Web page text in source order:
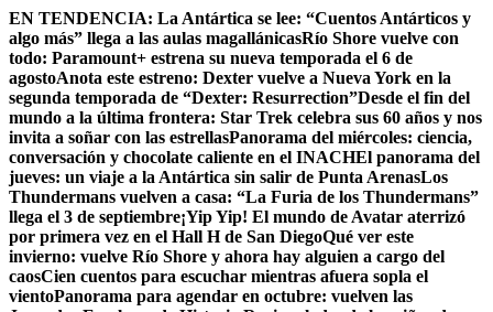
Skip
to
content
EN TENDENCIA: La Antártica se lee: “Cuentos Antárticos y
algo más” llega a las aulas magallánicasRío Shore vuelve con
todo: Paramount+ estrena su nueva temporada el 6 de
agostoAnota este estreno: Dexter vuelve a Nueva York en la
segunda temporada de “Dexter: Resurrection”Desde el fin del
mundo a la última frontera: Star Trek celebra sus 60 años y nos
invita a soñar con las estrellasPanorama del miércoles: ciencia,
conversación y chocolate caliente en el INACHEl panorama del
jueves: un viaje a la Antártica sin salir de Punta ArenasLos
Thundermans vuelven a casa: “La Furia de los Thundermans”
llega el 3 de septiembre¡Yip Yip! El mundo de Avatar aterrizó
por primera vez en el Hall H de San DiegoQué ver este
invierno: vuelve Río Shore y ahora hay alguien a cargo del
caosCien cuentos para escuchar mientras afuera sopla el
vientoPanorama para agendar en octubre: vuelven las